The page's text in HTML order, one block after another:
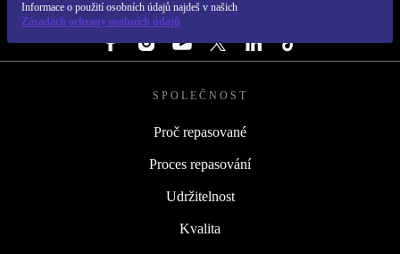
Informace o použití osobních údajů najdeš v našich
Zásadách ochrany osobních údajůSLEDUJ NÁS
SPOLEČNOST
Proč repasované
Proces repasování
Udržitelnost
Kvalita